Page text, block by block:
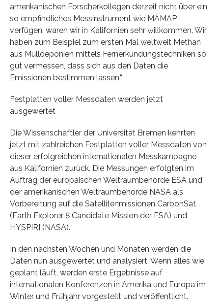
amerikanischen Forscherkollegen derzeit nicht über ein
so empfindliches Messinstrument wie MAMAP
verfügen, waren wir in Kalifornien sehr willkommen. Wir
haben zum Beispiel zum ersten Mal weltweit Methan
aus Mülldeponien mittels Fernerkundungstechniken so
gut vermessen, dass sich aus den Daten die
Emissionen bestimmen lassen.“
Festplatten voller Messdaten werden jetzt
ausgewertet
Die Wissenschaftler der Universität Bremen kehrten
jetzt mit zahlreichen Festplatten voller Messdaten von
dieser erfolgreichen internationalen Messkampagne
aus Kalifornien zurück. Die Messungen erfolgten im
Auftrag der europäischen Weltraumbehörde ESA und
der amerikanischen Weltraumbehörde NASA als
Vorbereitung auf die Satellitenmissionen CarbonSat
(Earth Explorer 8 Candidate Mission der ESA) und
HYSPIRI (NASA).
In den nächsten Wochen und Monaten werden die
Daten nun ausgewertet und analysiert. Wenn alles wie
geplant läuft, werden erste Ergebnisse auf
internationalen Konferenzen in Amerika und Europa im
Winter und Frühjahr vorgestellt und veröffentlicht.